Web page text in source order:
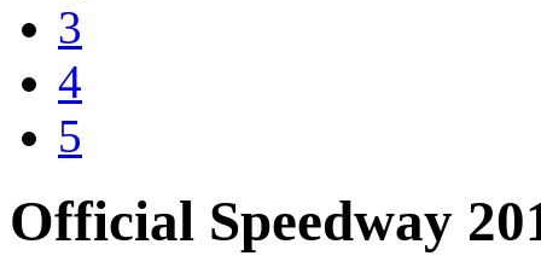
3
4
5
Official Speedway